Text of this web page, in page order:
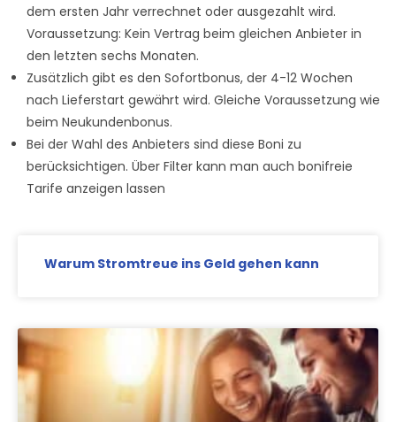
dem ersten Jahr verrechnet oder ausgezahlt wird.
Voraussetzung: Kein Vertrag beim gleichen Anbieter in
den letzten sechs Monaten.
Zusätzlich gibt es den Sofortbonus, der 4-12 Wochen
nach Lieferstart gewährt wird. Gleiche Voraussetzung wie
beim Neukundenbonus.
Bei der Wahl des Anbieters sind diese Boni zu
berücksichtigen. Über Filter kann man auch bonifreie
Tarife anzeigen lassen
Warum Stromtreue ins Geld gehen kann